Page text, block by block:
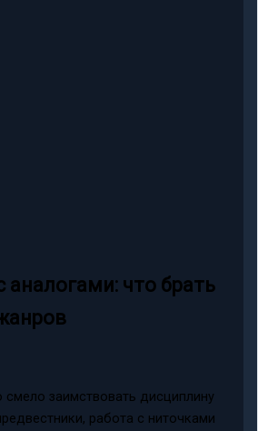
аналогами: что брать
заимствовать дисциплину
работа с ниточками